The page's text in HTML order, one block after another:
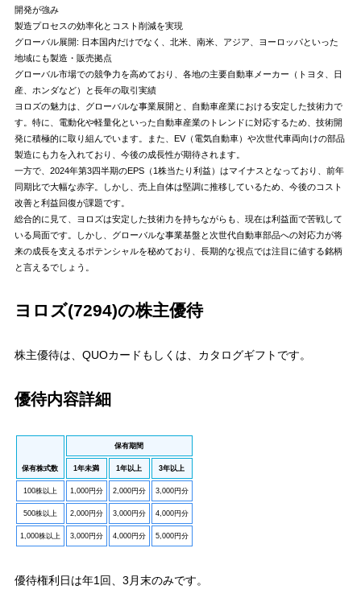
開発が強み
製造プロセスの効率化とコスト削減を実現
グローバル展開: 日本国内だけでなく、北米、南米、アジア、ヨーロッパといった
地域にも製造・販売拠点
グローバル市場での競争力を高めており、各地の主要自動車メーカー（トヨタ、日
産、ホンダなど）と長年の取引実績
ヨロズの魅力は、グローバルな事業展開と、自動車産業における安定した技術力で
す。特に、電動化や軽量化といった自動車産業のトレンドに対応するため、技術開
発に積極的に取り組んでいます。また、EV（電気自動車）や次世代車両向けの部品
製造にも力を入れており、今後の成長性が期待されます。
一方で、2024年第3四半期のEPS（1株当たり利益）はマイナスとなっており、前年
同期比で大幅な赤字。しかし、売上自体は堅調に推移しているため、今後のコスト
改善と利益回復が課題です。
総合的に見て、ヨロズは安定した技術力を持ちながらも、現在は利益面で苦戦して
いる局面です。しかし、グローバルな事業基盤と次世代自動車部品への対応力が将
来の成長を支えるポテンシャルを秘めており、長期的な視点では注目に値する銘柄
と言えるでしょう。
ヨロズ(7294)の株主優待
株主優待は、QUOカードもしくは、カタログギフトです。
優待内容詳細
保有株式数
保有期間
1年未満 1年以上 3年以上
100株以上 1,000円分 2,000円分 3,000円分
500株以上 2,000円分 3,000円分 4,000円分
1,000株以上 3,000円分 4,000円分 5,000円分
優待権利日は年1回、3月末のみです。